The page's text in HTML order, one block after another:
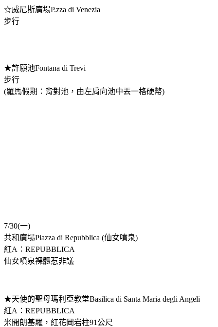
☆威尼斯廣場P.zza di Venezia
步行
★許願池Fontana di Trevi
步行
(羅馬假期：背對池，由左肩向池中丟一格硬幣)
7/30(一)
共和廣場Piazza di Repubblica (仙女噴泉)
紅A：REPUBBLICA
仙女噴泉裸體惹非議
★天使的聖母瑪利亞教堂Basilica di Santa Maria degli Angeli
紅A：REPUBBLICA
米開朗基羅，紅花岡岩柱91公尺